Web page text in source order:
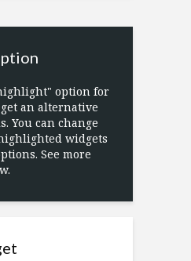
option for
an alternative
You can change
widgets
See more